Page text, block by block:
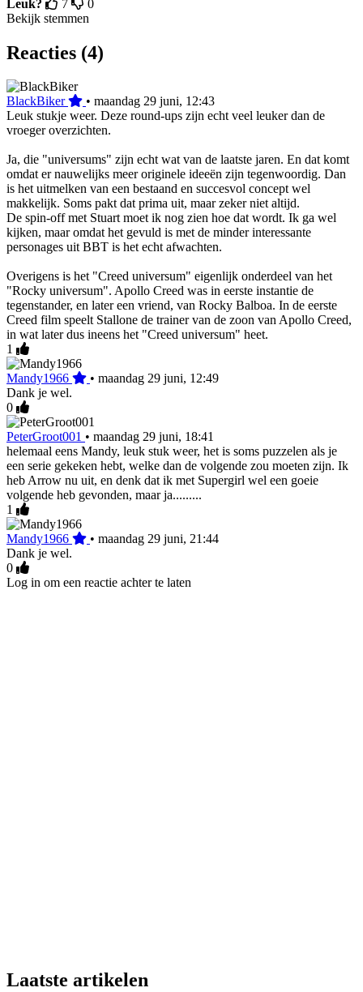
Leuk? 7
0
Bekijk stemmen
Reacties (4)
BlackBiker • maandag 29 juni, 12:43
Leuk stukje weer. Deze round-ups zijn echt veel leuker dan de
vroeger overzichten.
Ja, die "universums" zijn echt wat van de laatste jaren. En dat komt
omdat er nauwelijks meer originele ideeën zijn tegenwoordig. Dan
is het uitmelken van een bestaand en succesvol concept wel
makkelijk. Soms pakt dat prima uit, maar zeker niet altijd.
De spin-off met Stuart moet ik nog zien hoe dat wordt. Ik ga wel
kijken, maar omdat het gevuld is met de minder interessante
personages uit BBT is het echt afwachten.
Overigens is het "Creed universum" eigenlijk onderdeel van het
"Rocky universum". Apollo Creed was in eerste instantie de
tegenstander, en later een vriend, van Rocky Balboa. In de eerste
Creed film speelt Stallone de trainer van de zoon van Apollo Creed,
in wat later dus ineens het "Creed universum" heet.
1
Mandy1966 • maandag 29 juni, 12:49
Dank je wel.
0
PeterGroot001 • maandag 29 juni, 18:41
helemaal eens Mandy, leuk stuk weer, het is soms puzzelen als je
een serie gekeken hebt, welke dan de volgende zou moeten zijn. Ik
heb Arrow nu uit, en denk dat ik met Supergirl wel een goeie
volgende heb gevonden, maar ja.........
1
Mandy1966 • maandag 29 juni, 21:44
Dank je wel.
0
Log in om een reactie achter te laten
Laatste artikelen